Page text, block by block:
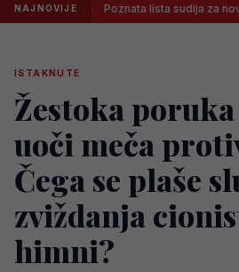
NAJNOVIJEPoznata lista sudija za novu sezonu
ISTAKNUTE
Žestoka
uoči meča
Čega se plaše
zviždanja
himni?